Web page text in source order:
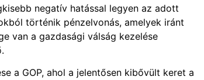
negatív hatással legyen az adott
történik pénzelvonás, amelyek iránt
van a gazdasági válság kezelése
a GOP, ahol a jelentősen kibővült keret a